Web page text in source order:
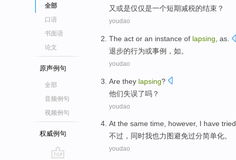
全部
口语
书面语
论文
原声例句
全部
音频例句
视频例句
权威例句
又或是仅仅是一个短期减税的结束？
youdao
The act or an instance of lapsing as
退步的行为或事例 ， 如。
youdao
Are they lapsing?
他们失误了吗？
youdao
At the same time, however, I have tried
不过 ， 同时我也力图避免过分简单化。
youdao